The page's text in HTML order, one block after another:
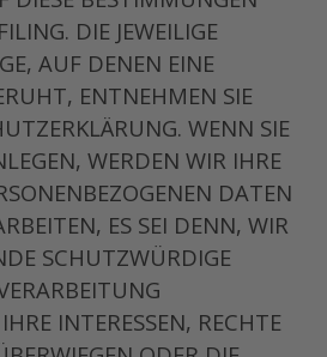
DIE JEWEILIGE
AUF DENEN EINE
ENTNEHMEN SIE
WENN SIE
WERDEN WIR IHRE
DATEN
ES SEI DENN, WIR
SCHUTZWÜRDIGE
INTERESSEN, RECHTE